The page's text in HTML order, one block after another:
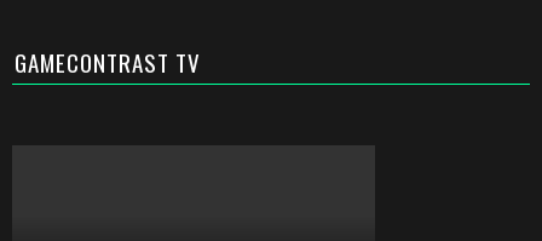
GAMECONTRAST TV